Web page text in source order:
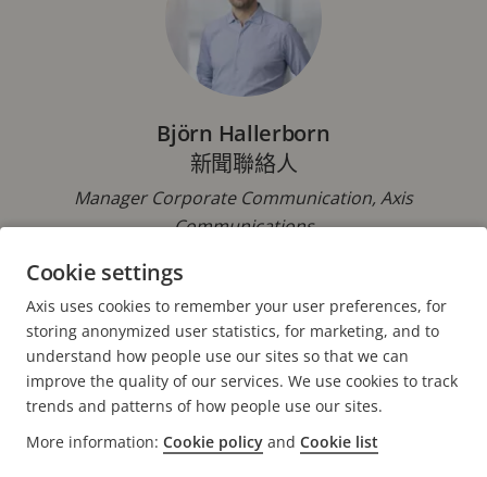
Björn Hallerborn
新聞聯絡人
Manager Corporate Communication, Axis
Communications
電話： +46 46 272 18 00
電子郵件：pressoffice@axis.com
FOOTER
聯絡人
Cookie settings
Axis uses cookies to remember your user preferences, for
storing anonymized user statistics, for marketing, and to
understand how people use our sites so that we can
improve the quality of our services. We use cookies to track
trends and patterns of how people use our sites.
More information: Cookie policy and Cookie list